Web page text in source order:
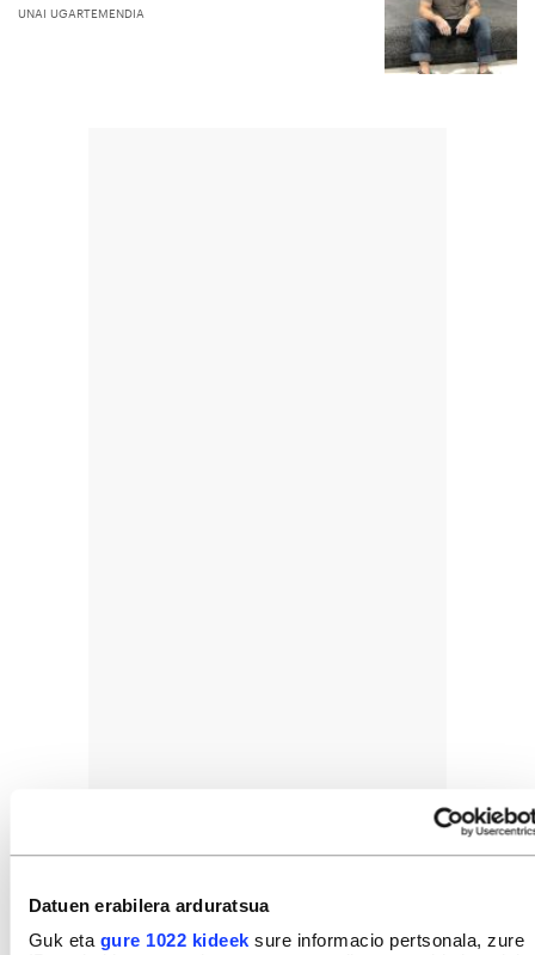
Datuen erabilera arduratsua
Guk eta gure 1022 kideek sure informacio pertsonala, zure
UNAI UGARTEMENDIA